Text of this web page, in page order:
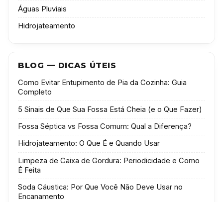
Águas Pluviais
Hidrojateamento
BLOG — DICAS ÚTEIS
Como Evitar Entupimento de Pia da Cozinha: Guia
Completo
5 Sinais de Que Sua Fossa Está Cheia (e o Que Fazer)
Fossa Séptica vs Fossa Comum: Qual a Diferença?
Hidrojateamento: O Que É e Quando Usar
Limpeza de Caixa de Gordura: Periodicidade e Como
É Feita
Soda Cáustica: Por Que Você Não Deve Usar no
Encanamento